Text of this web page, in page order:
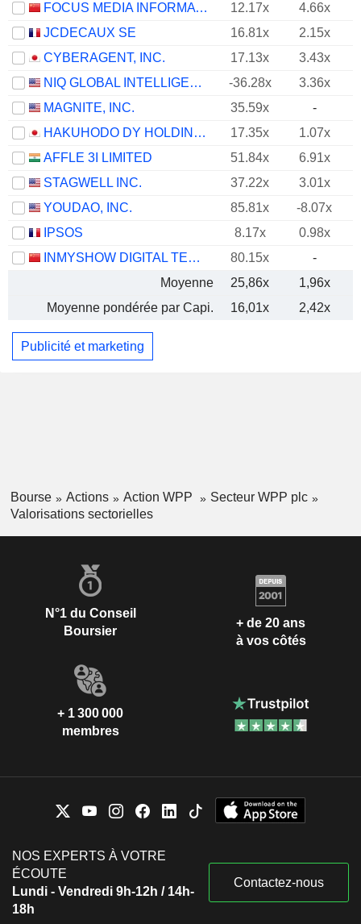
FOCUS MEDIA INFORMATION TECHNOLOGY CO., LTD.
12.17x
4.66x
JCDECAUX SE
16.81x
2.15x
CYBERAGENT, INC.
17.13x
3.43x
NIQ GLOBAL INTELLIGENCE PLC
-36.28x
3.36x
MAGNITE, INC.
35.59x
-
HAKUHODO DY HOLDINGS INC
17.35x
1.07x
AFFLE 3I LIMITED
51.84x
6.91x
STAGWELL INC.
37.22x
3.01x
YOUDAO, INC.
85.81x
-8.07x
IPSOS
8.17x
0.98x
INMYSHOW DIGITAL TECHNOLOGY(GROUP)CO.,LTD.
80.15x
-
Moyenne
25,86x
1,96x
Moyenne pondérée par Capi.
16,01x 2,42x
Publicité et marketing
Bourse Actions Action WPP
Secteur WPP plc
Valorisations sectorielles
N°1 du Conseil
Boursier
+ de 20 ans
à vos côtés
+ 1 300 000
membres
NOS EXPERTS À VOTRE
ÉCOUTE
Lundi - Vendredi 9h-12h / 14h-
18h
Contactez-nous